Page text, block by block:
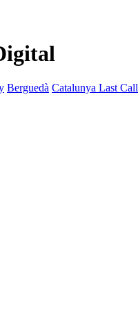
Berguedà Catalunya Last Call